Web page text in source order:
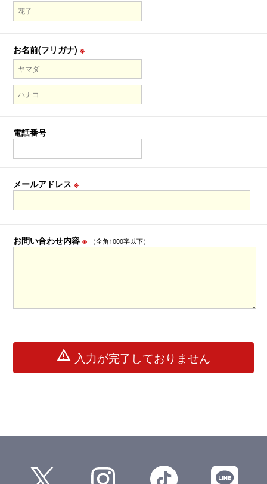
お名前(フリガナ)※
電話番号
メールアドレス※
お問い合わせ内容※ （全角1000字以下）
warning 入力が完了しておりません